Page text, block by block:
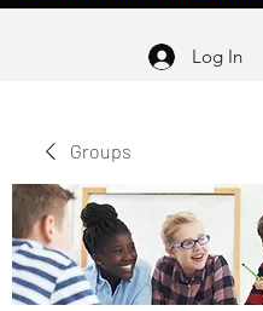
Log In
Groups